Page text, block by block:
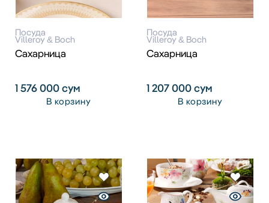
Посуда
Villeroy & Boch
Сахарница
1 576 000сум
В корзину
Посуда
Villeroy & Boch
Сахарница
1 207 000сум
В корзину